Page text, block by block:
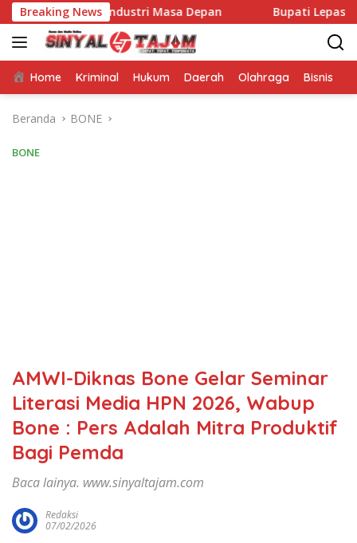
Langsung
ke
konten
Breaking News
Industri Masa Depan Bupati Lepas Kontingen
Home Kriminal Hukum Daerah Olahraga Bisnis
Beranda BONE
BONE
AMWI-Diknas Bone Gelar Seminar
Literasi Media HPN 2026, Wabup
Bone : Pers Adalah Mitra Produktif
Bagi Pemda
Baca lainya. www.sinyaltajam.com
Redaksi
07/02/2026